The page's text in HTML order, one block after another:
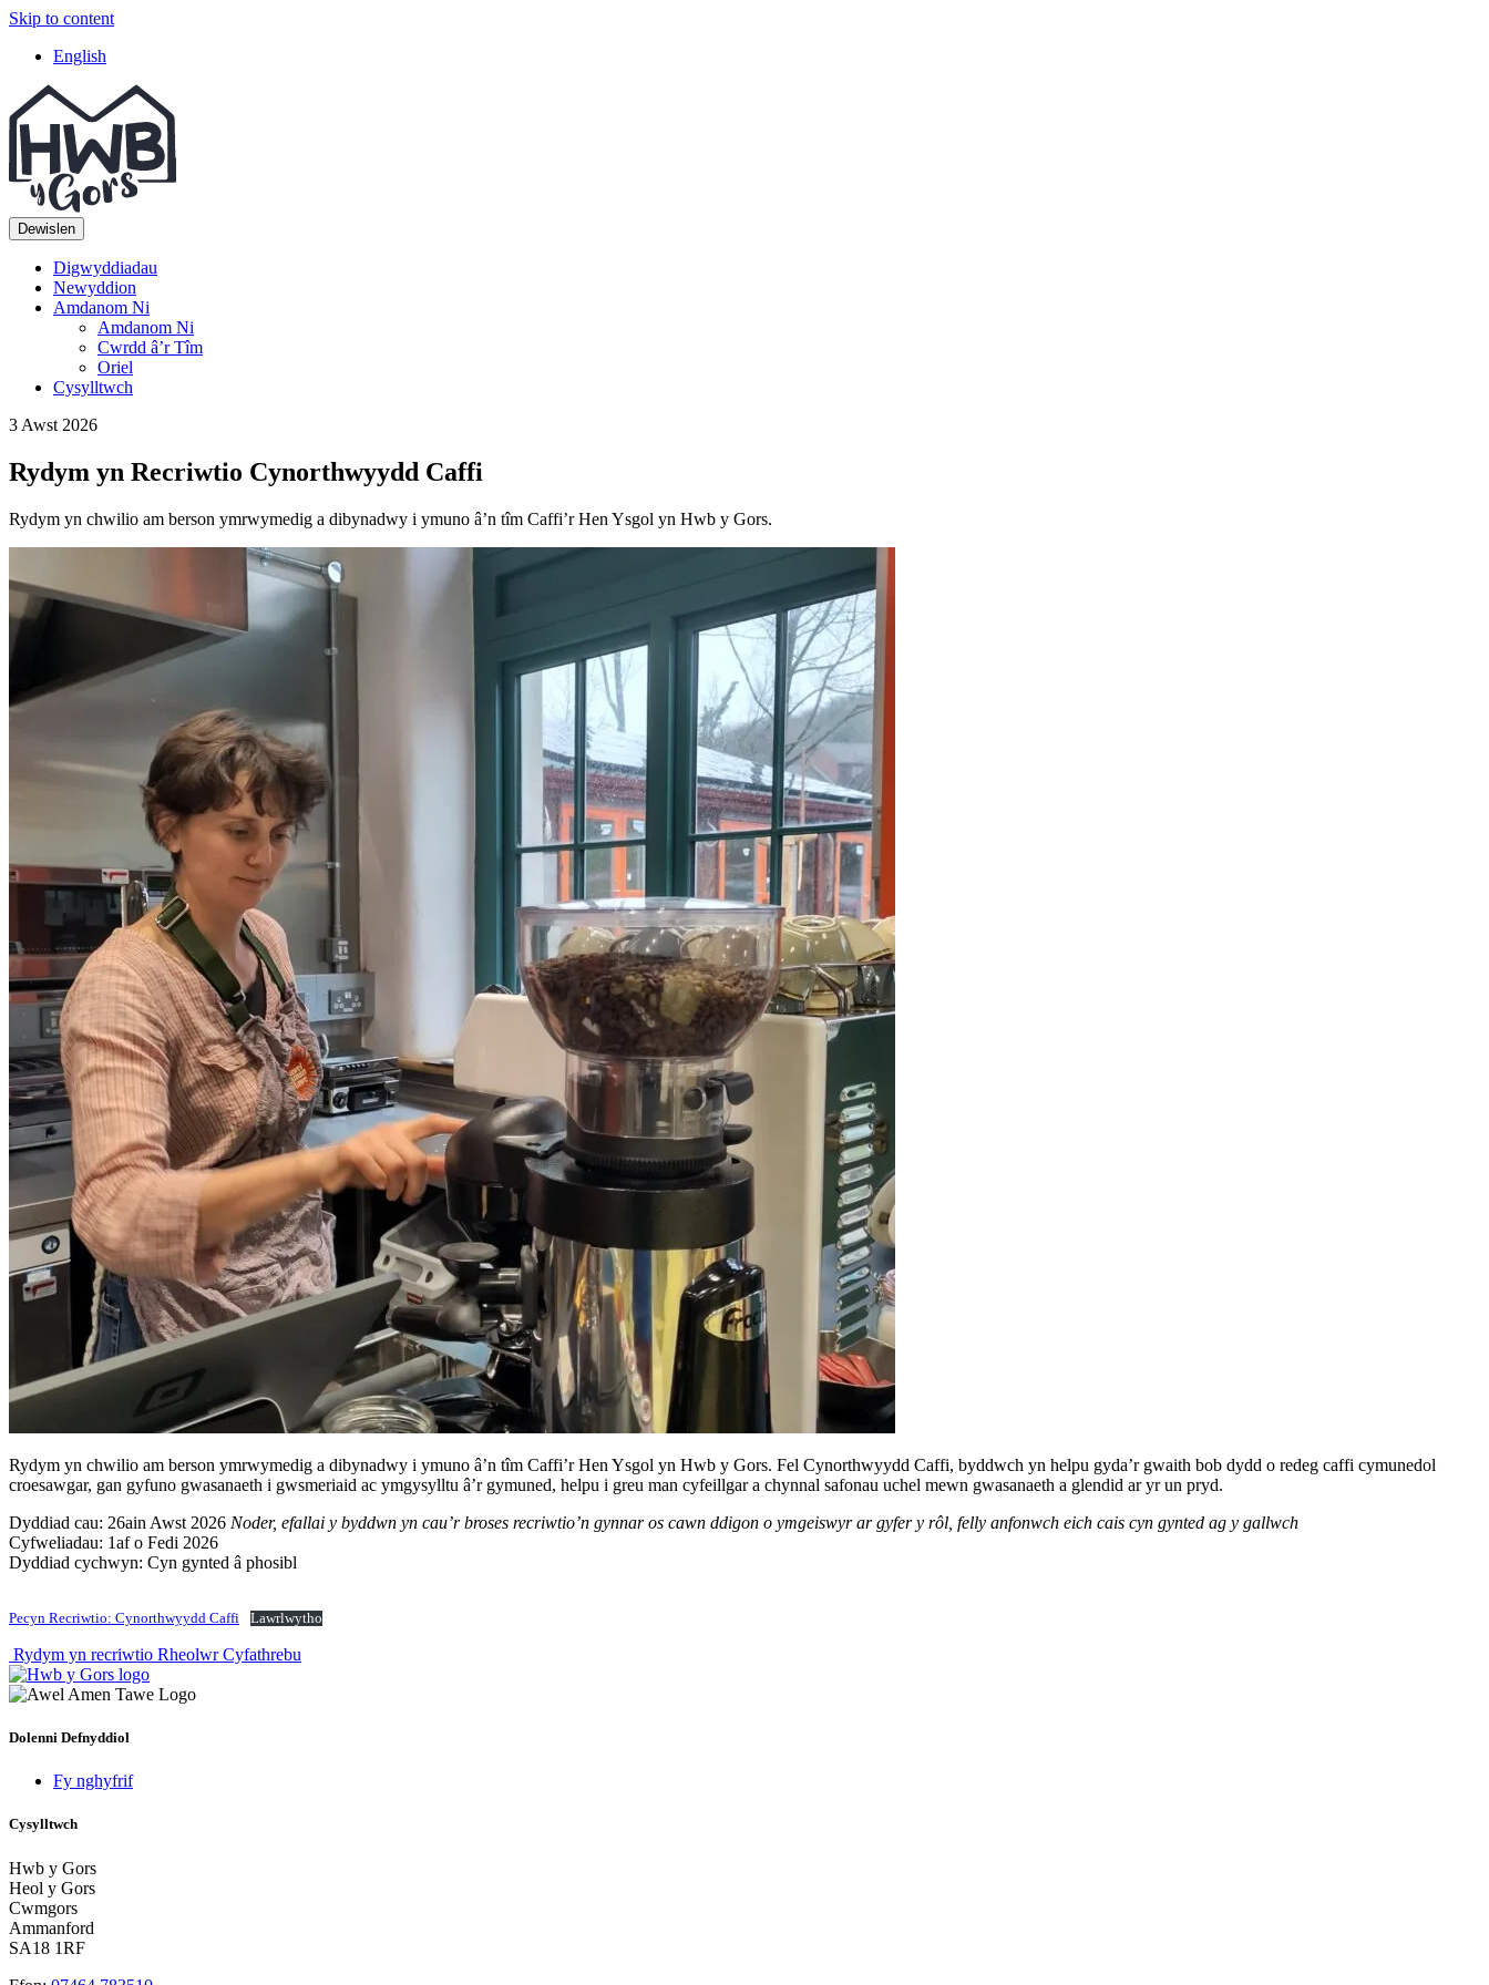
Skip to content
Top
Navigation
English
Main
Navigation
Dewislen
Digwyddiadau
Newyddion
Amdanom Ni
Amdanom Ni
Cwrdd â’r Tîm
Oriel
Cysylltwch
3 Awst 2026
Rydym yn Recriwtio Cynorthwyydd Caffi
Rydym yn chwilio am berson ymrwymedig a dibynadwy i ymuno â’n tîm Caffi’r Hen Ysgol yn Hwb y Gors.
Rydym yn chwilio am berson ymrwymedig a dibynadwy i ymuno â’n tîm Caffi’r Hen Ysgol yn Hwb y Gors. Fel Cynorthwyydd Caffi, byddwch yn helpu gyda’r gwaith bob dydd o redeg caffi cymunedol
croesawgar, gan gyfuno gwasanaeth i gwsmeriaid ac ymgysylltu â’r gymuned, helpu i greu man cyfeillgar a chynnal safonau uchel mewn gwasanaeth a glendid ar yr un pryd.
Dyddiad cau: 26ain Awst 2026 Noder, efallai y byddwn yn cau’r broses recriwtio’n gynnar os cawn ddigon o ymgeiswyr ar gyfer y rôl, felly anfonwch eich cais cyn gynted ag y gallwch
Cyfweliadau: 1af o Fedi 2026
Dyddiad cychwyn: Cyn gynted â phosibl
Pecyn Recriwtio: Cynorthwyydd Caffi Lawrlwytho
Post
navigation
Rydym yn recriwtio Rheolwr Cyfathrebu
Dolenni Defnyddiol
Fy nghyfrif
Cysylltwch
Hwb y Gors
Heol y Gors
Cwmgors
Ammanford
SA18 1RF